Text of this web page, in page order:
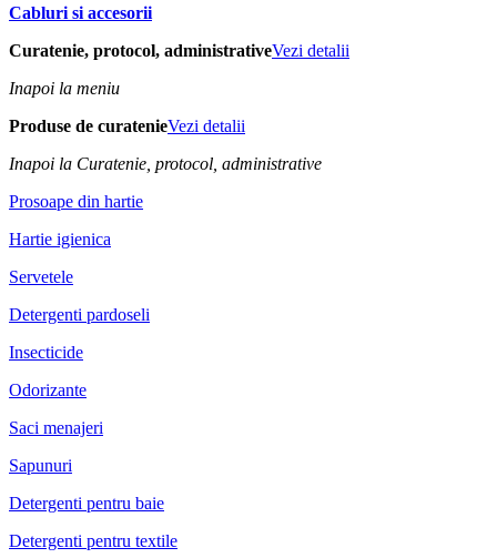
Cabluri si accesorii
Curatenie, protocol, administrativeVezi detalii
Inapoi la meniu
Produse de curatenieVezi detalii
Inapoi la Curatenie, protocol, administrative
Prosoape din hartie
Hartie igienica
Servetele
Detergenti pardoseli
Insecticide
Odorizante
Saci menajeri
Sapunuri
Detergenti pentru baie
Detergenti pentru textile